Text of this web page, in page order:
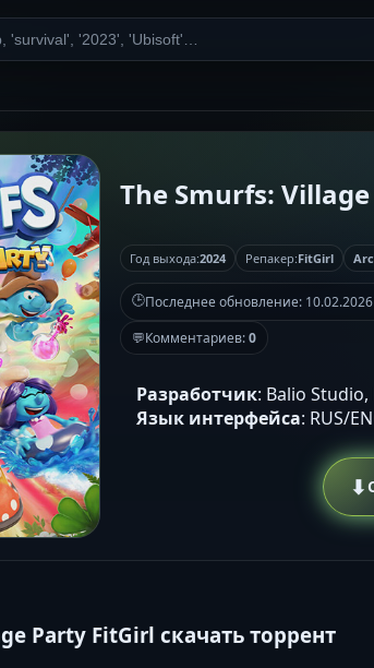
The Smurfs:
Год выхода:2024 Репакер:FitGirl
🕒Последнее обновление:
💬Комментариев:0
Разработчик: Balio
Язык интерфейса: RUS/
⬇
Party FitGirl скачать торрент